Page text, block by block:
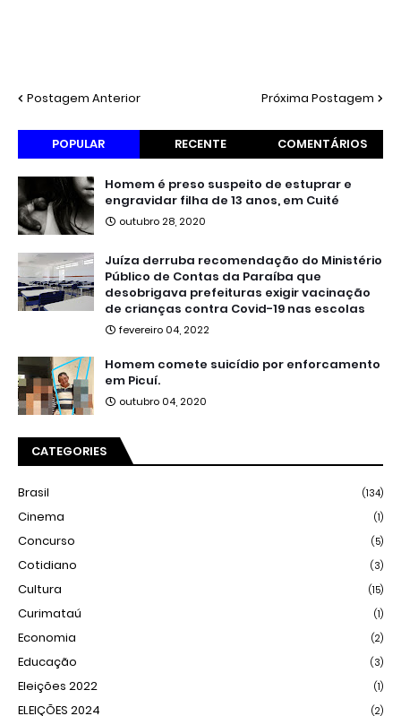
Postagem Anterior Próxima Postagem
POPULAR RECENTE COMENTÁRIOS
Homem é preso suspeito de estuprar e
engravidar filha de 13 anos, em Cuité
outubro 28, 2020
Juíza derruba recomendação do Ministério
Público de Contas da Paraíba que
desobrigava prefeituras exigir vacinação
de crianças contra Covid-19 nas escolas
fevereiro 04, 2022
Homem comete suicídio por enforcamento
em Picuí.
outubro 04, 2020
CATEGORIES
Brasil (134)
Cinema (1)
Concurso (5)
Cotidiano (3)
Cultura (15)
Curimataú (1)
Economia (2)
Educação (3)
Eleições 2022 (1)
ELEIÇÕES 2024 (2)